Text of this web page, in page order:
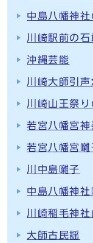
中島八幡神社
川崎駅前の石
沖縄芸能
川崎大師引
川崎山王祭り
若宮八幡宮神
若宮八幡宮囃
川中島囃子
中島八幡神社
川崎稲毛神社
大師古民謡